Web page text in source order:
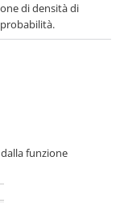
di densità di
probabilità.
funzione